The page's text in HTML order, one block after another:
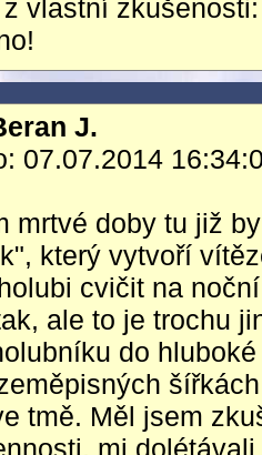
vlastní
J.
07.07.2014
mrtvé doby tu již
který vytvoří
cvičit na
ale to je trochu
do
tmě. Měl jsem
mi